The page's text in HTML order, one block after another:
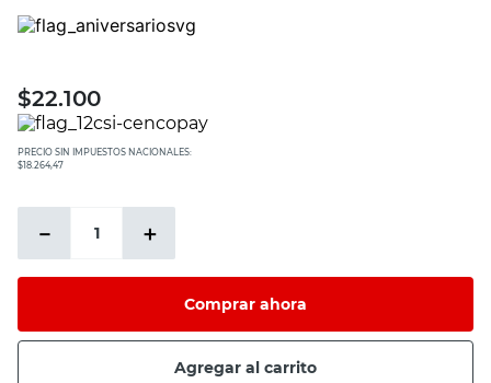
$22.100
PRECIO SIN IMPUESTOS NACIONALES:
$18.264,47
＋
－
Comprar ahora
Agregar al carrito